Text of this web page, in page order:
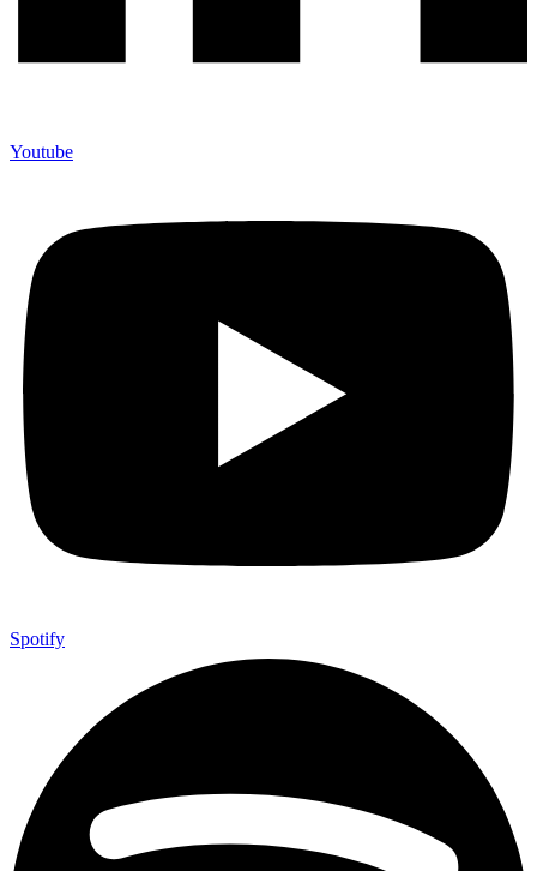
Youtube
Spotify